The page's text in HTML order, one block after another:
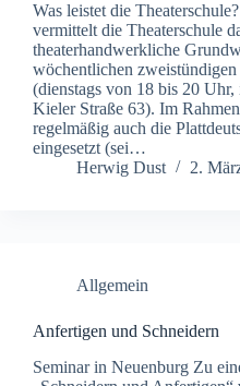
Was leistet die
vermittelt die Theaterschule
theaterhandwerkliche
wöchentlichen zweistündigen
(dienstags von 18 bis 20 Uhr,
Kieler Straße 63). Im
regelmäßig auch die
eingesetzt (sei…
Herwig Dust
2.
Allgemein
Anfertigen und Schneidern
Seminar in Neuenburg Zu